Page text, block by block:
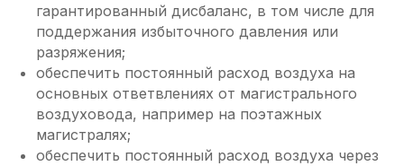
гарантированный дисбаланс, в том числе для
поддержания избыточного давления или
разряжения;
обеспечить постоянный расход воздуха на
основных ответвлениях от магистрального
воздуховода, например на поэтажных
магистралях;
обеспечить постоянный расход воздуха через